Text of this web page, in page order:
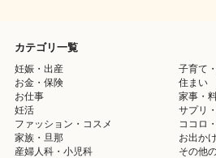
カテゴリ一覧
妊娠・出産
子育て
お金・保険
住まい
お仕事
家事・
妊活
サプリ
ファッション・コスメ
ココロ
家族・旦那
お出かけ
産婦人科・小児科
その他